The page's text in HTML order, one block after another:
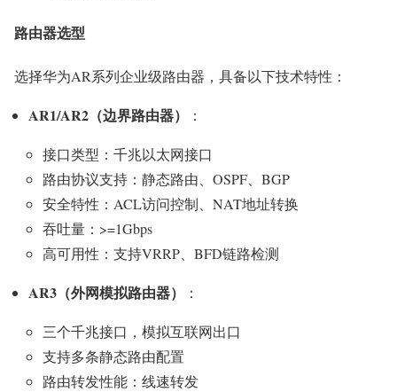
路由器选型
选择华为AR系列企业级路由器，具备以下技术特性：
AR1/AR2（边界路由器） ：
接口类型：千兆以太网接口
路由协议支持：静态路由、OSPF、BGP
安全特性：ACL访问控制、NAT地址转换
吞吐量：>=1Gbps
高可用性：支持VRRP、BFD链路检测
AR3（外网模拟路由器） ：
三个千兆接口，模拟互联网出口
支持多条静态路由配置
路由转发性能：线速转发